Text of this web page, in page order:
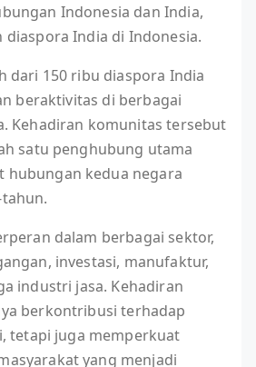
Indonesia dan India,
diaspora India di Indonesia.
dari 150 ribu diaspora India
beraktivitas di berbagai
Kehadiran komunitas tersebut
satu penghubung utama
hubungan kedua negara
dalam berbagai sektor,
investasi, manufaktur,
industri jasa. Kehadiran
berkontribusi terhadap
tetapi juga memperkuat
yang menjadi